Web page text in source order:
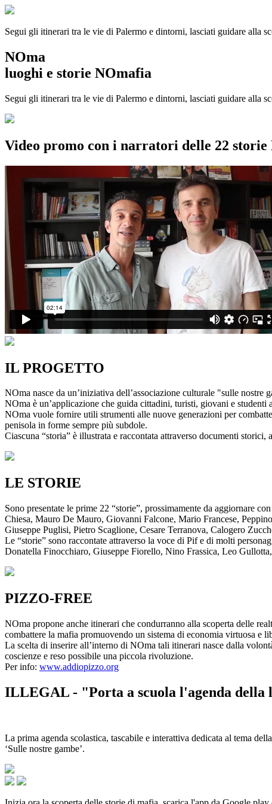
Segui gli itinerari tra le vie di Palermo e dintorni, lasciati guidare alla
NOma
luoghi e storie NOmafia
Segui gli itinerari tra le vie di Palermo e dintorni, lasciati guidare alla
Video promo con i narratori delle 22 storie
IL PROGETTO
NOma nasce da un’iniziativa dell’associazione culturale "sulle
NOma è un’applicazione che guida cittadini, turisti, giovani e
NOma vuole fornire utili strumenti alle nuove generazioni per
penisola in forme sempre più subdole.
Ciascuna “storia” è illustrata e raccontata attraverso documenti
LE STORIE
Sono presentate le prime 22 “storie”, prossimamente da aggiornare
Chiesa, Mauro De Mauro, Giovanni Falcone, Mario Francese,
Giuseppe Puglisi, Pietro Scaglione, Cesare Terranova, Calogero
Le “storie” sono raccontate attraverso la voce di Pif e di molti
Donatella Finocchiaro, Giuseppe Fiorello, Nino Frassica, Leo
PIZZO-FREE
NOma propone anche itinerari che condurranno alla scoperta delle
combattere la mafia promuovendo un sistema di economia virtuosa e
La scelta di inserire all’interno di NOma tali itinerari nasce dalla
coscienze e reso possibile una piccola rivoluzione.
Per info: www.addiopizzo.org
ILLEGAL - "Porta a scuola l'agenda della
La prima agenda scolastica, tascabile e interattiva dedicata al tema
‘Sulle nostre gambe’.